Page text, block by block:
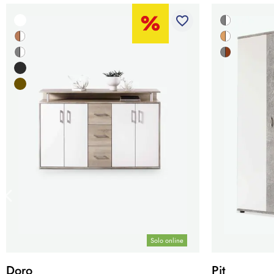
Solo online
favorite_border